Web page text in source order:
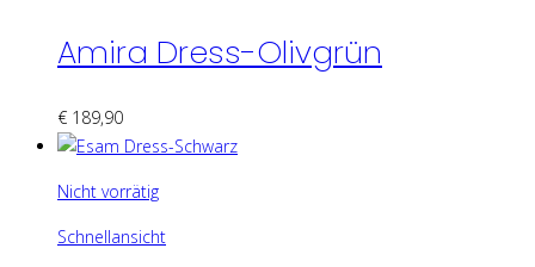
Amira Dress-Olivgrün
€ 189,90
Nicht vorrätig
Schnellansicht